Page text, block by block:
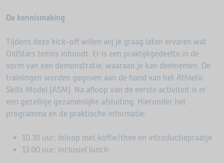
De kennismaking
Tijdens deze kick-off willen wij je graag laten ervaren wat
OldStars tennis inhoudt. Er is een praktijkgedeelte in de
vorm van een demonstratie, waaraan je kan deelnemen. De
trainingen worden gegeven aan de hand van het Athletic
Skills Model (ASM). Na afloop van de eerste activiteit is er
een gezellige gezamenlijke afsluiting. Hieronder het
programma en de praktische informatie:
10.30 uur: Inloop met koffie/thee en introductiepraatje
13.00 uur: inclusief lunch